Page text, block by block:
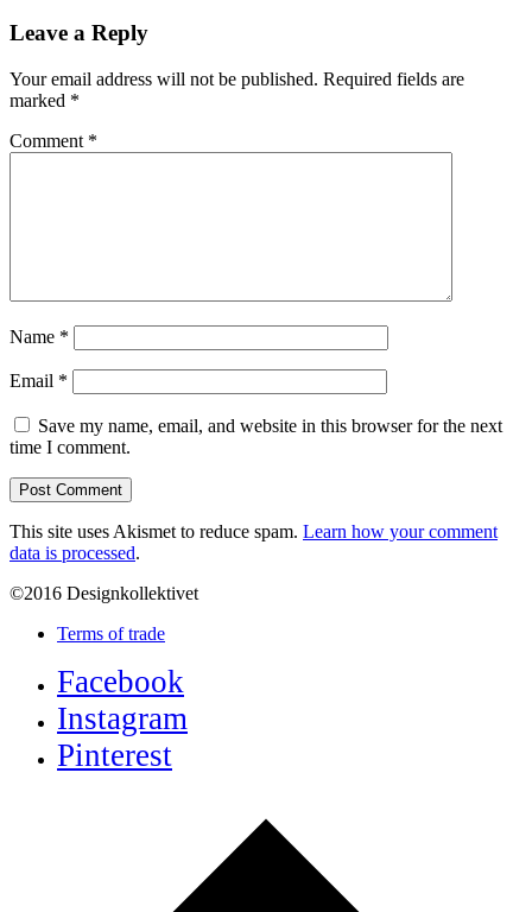
Leave a Reply
Your email address will not be published. Required fields are
marked *
Comment *
Name *
Email *
Save my name, email, and website in this browser for the next
time I comment.
This site uses Akismet to reduce spam. Learn how your comment
data is processed.
©2016 Designkollektivet
Terms of trade
Facebook
Instagram
Pinterest